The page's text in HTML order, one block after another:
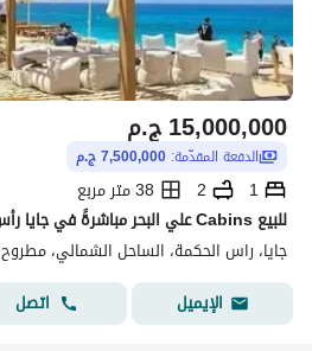
ج.م15,000,000
الدفعة المقدّمة: 7,500,000 ج.م
1
2
38 متر مربع
للبيع Cabins علي البحر مباشرةً في جايا رأس الحكمة استلام فوري
جايا، راس الحكمة، الساحل الشمالي، مطروح
الإيميل
اتصل